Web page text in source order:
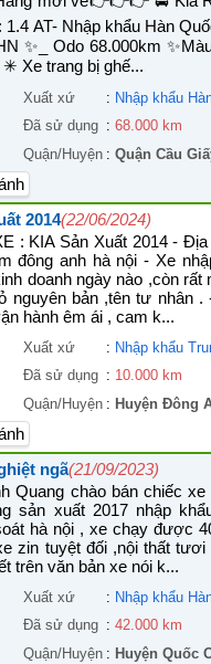
1.4 AT- Nhập khẩu Hàn
✨_ Odo 68.000km
Xe trang bị ghế...
Xuất xứ : Nhập khẩu
Đã sử dụng : 68.000 km
Quận/Huyện : Quận Cầu
2014(22/06/2024)
: KIA Sản Xuất 2014 -
đông anh hà nội - Xe
doanh ngày nào ,còn rất
nguyên bản ,tên tư nhân .
hành êm ái , cam k...
Xuất xứ : Nhập khẩu
Đã sử dụng : 10.000 km
Quận/Huyện : Huyện Đông
ngã(21/09/2023)
Quang chào bán chiếc
sản xuất 2017 nhập
hà nội , xe chạy được
zin tuyệt đối ,nội thất
trên văn bản xe nói k...
Xuất xứ : Nhập khẩu
Đã sử dụng : 42.000 km
Quận/Huyện : Huyện Quốc